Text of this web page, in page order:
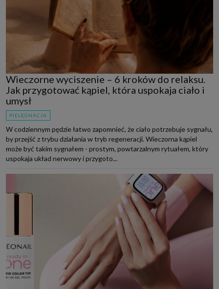
Wieczorne wyciszenie – 6 kroków do relaksu.
Jak przygotować kąpiel, która uspokaja ciało i
umysł
PIELĘGNACJA
W codziennym pędzie łatwo zapomnieć, że ciało potrzebuje sygnału,
by przejść z trybu działania w tryb regeneracji. Wieczorna kąpiel
może być takim sygnałem - prostym, powtarzalnym rytuałem, który
uspokaja układ nerwowy i przygoto...